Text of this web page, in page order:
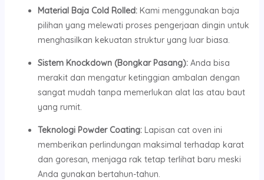
Material Baja Cold Rolled:Kami menggunakan baja
pilihan yang melewati proses pengerjaan dingin untuk
menghasilkan kekuatan struktur yang luar biasa.
Sistem Knockdown (Bongkar Pasang):Anda bisa
merakit dan mengatur ketinggian ambalan dengan
sangat mudah tanpa memerlukan alat las atau baut
yang rumit.
Teknologi Powder Coating:Lapisan cat oven ini
memberikan perlindungan maksimal terhadap karat
dan goresan, menjaga rak tetap terlihat baru meski
Anda gunakan bertahun-tahun.